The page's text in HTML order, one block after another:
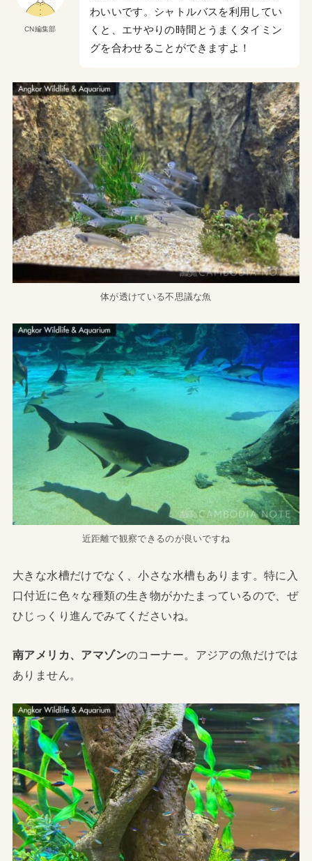
CN編集部
わいいです。シャトルバスを利用してい
くと、エサやりの時間とうまくタイミン
グを合わせることができますよ！
体が透けている不思議な魚
近距離で観察できるのが良いですね
大きな水槽だけでなく、小さな水槽もあります。特に入
口付近に色々な種類の生き物がかたまっているので、ぜ
ひじっくり進んでみてくださいね。
南アメリカ、アマゾンのコーナー。アジアの魚だけでは
ありません。